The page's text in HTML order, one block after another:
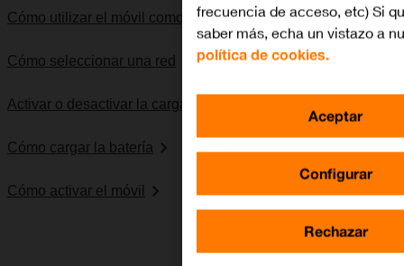
Cómo utilizar el móvil como punto de acceso personal
Cómo seleccionar una red
Activar o desactivar la carga de batería optimizada
Cómo cargar la batería
Cómo activar el móvil
frecuencia de acceso, etc) Si
saber más, echa un vistazo a
política de cookies.
Configurar
Rechazar
Aceptar